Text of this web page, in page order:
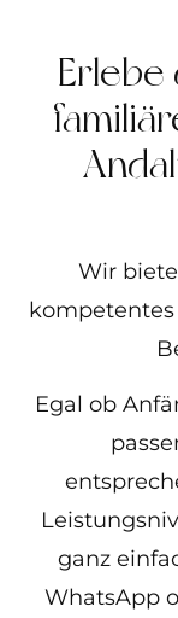
Erlebe
Wir
kompetentes
Egal ob
ganz
WhatsApp